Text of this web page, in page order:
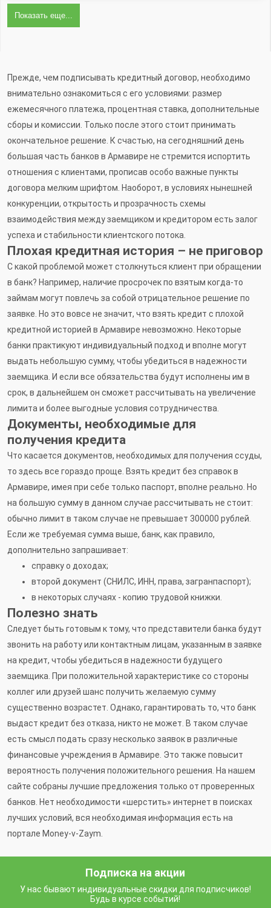
Показать еще...
Прежде, чем подписывать кредитный договор, необходимо
внимательно ознакомиться с его условиями: размер
ежемесячного платежа, процентная ставка, дополнительные
сборы и комиссии. Только после этого стоит принимать
окончательное решение. К счастью, на сегодняшний день
большая часть банков в Армавире не стремится испортить
отношения с клиентами, прописав особо важные пункты
договора мелким шрифтом. Наоборот, в условиях нынешней
конкуренции, открытость и прозрачность схемы
взаимодействия между заемщиком и кредитором есть залог
успеха и стабильности клиентского потока.
Плохая кредитная история – не приговор
С какой проблемой может столкнуться клиент при обращении
в банк? Например, наличие просрочек по взятым когда-то
займам могут повлечь за собой отрицательное решение по
заявке. Но это вовсе не значит, что взять кредит с плохой
кредитной историей в Армавире невозможно. Некоторые
банки практикуют индивидуальный подход и вполне могут
выдать небольшую сумму, чтобы убедиться в надежности
заемщика. И если все обязательства будут исполнены им в
срок, в дальнейшем он сможет рассчитывать на увеличение
лимита и более выгодные условия сотрудничества.
Документы, необходимые для
получения кредита
Что касается документов, необходимых для получения ссуды,
то здесь все гораздо проще. Взять кредит без справок в
Армавире, имея при себе только паспорт, вполне реально. Но
на большую сумму в данном случае рассчитывать не стоит:
обычно лимит в таком случае не превышает 300000 рублей.
Если же требуемая сумма выше, банк, как правило,
дополнительно запрашивает:
справку о доходах;
второй документ (СНИЛС, ИНН, права, загранпаспорт);
в некоторых случаях - копию трудовой книжки.
Полезно знать
Следует быть готовым к тому, что представители банка будут
звонить на работу или контактным лицам, указанным в заявке
на кредит, чтобы убедиться в надежности будущего
заемщика. При положительной характеристике со стороны
коллег или друзей шанс получить желаемую сумму
существенно возрастет. Однако, гарантировать то, что банк
выдаст кредит без отказа, никто не может. В таком случае
есть смысл подать сразу несколько заявок в различные
финансовые учреждения в Армавире. Это также повысит
вероятность получения положительного решения. На нашем
сайте собраны лучшие предложения только от проверенных
банков. Нет необходимости «шерстить» интернет в поисках
лучших условий, вся необходимая информация есть на
портале Money-v-Zaym.
Подписка на акции
У нас бывают индивидуальные скидки для подписчиков!
Будь в курсе событий!